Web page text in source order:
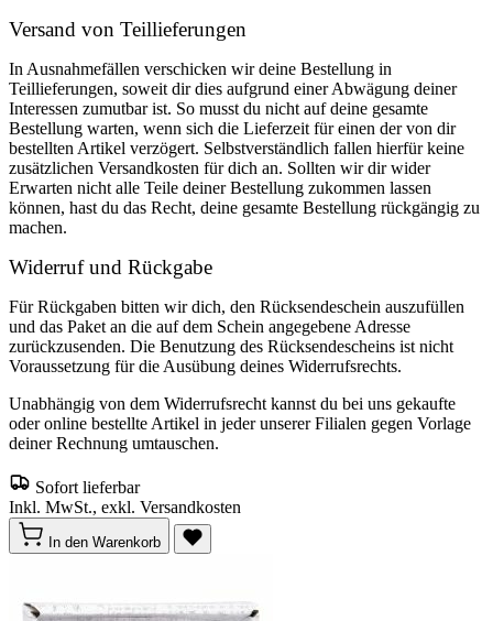
Versand von Teillieferungen
In Ausnahmefällen verschicken wir deine Bestellung in
Teillieferungen, soweit dir dies aufgrund einer Abwägung deiner
Interessen zumutbar ist. So musst du nicht auf deine gesamte
Bestellung warten, wenn sich die Lieferzeit für einen der von dir
bestellten Artikel verzögert. Selbstverständlich fallen hierfür keine
zusätzlichen Versandkosten für dich an. Sollten wir dir wider
Erwarten nicht alle Teile deiner Bestellung zukommen lassen
können, hast du das Recht, deine gesamte Bestellung rückgängig zu
machen.
Widerruf und Rückgabe
Für Rückgaben bitten wir dich, den Rücksendeschein auszufüllen
und das Paket an die auf dem Schein angegebene Adresse
zurückzusenden. Die Benutzung des Rücksendescheins ist nicht
Voraussetzung für die Ausübung deines Widerrufsrechts.
Unabhängig von dem Widerrufsrecht kannst du bei uns gekaufte
oder online bestellte Artikel in jeder unserer Filialen gegen Vorlage
deiner Rechnung umtauschen.
Sofort lieferbar
Inkl. MwSt., exkl. Versandkosten
In den Warenkorb